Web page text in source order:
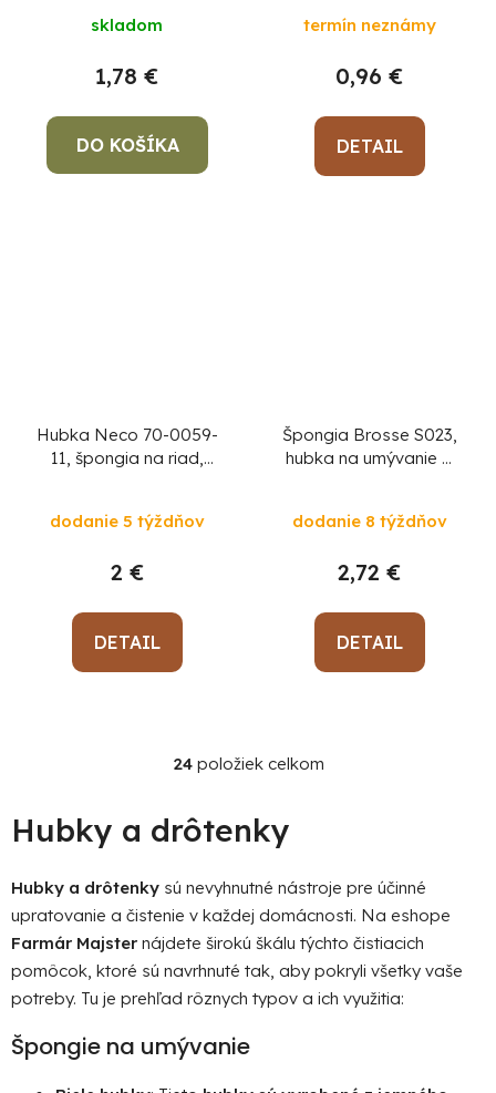
skladom
1,78 €
DO KOŠÍKA
termín neznámy
0,96 €
DETAIL
Hubka Neco 70-0059-
11, špongia na riad,
dodanie 5 týždňov
2 €
DETAIL
Špongia Brosse S023,
hubka na umývanie a
dodanie 8 týždňov
2,72 €
DETAIL
O
l
á
a
c
i
e
p
v
24položiek celkom
Hubky a drôtenky
Hubky a drôtenky sú nevyhnutné nástroje pre účinné
upratovanie a čistenie v každej domácnosti. Na eshope
Farmár Majster nájdete širokú škálu týchto čistiacich
pomôcok, ktoré sú navrhnuté tak, aby pokryli všetky vaše
potreby. Tu je prehľad rôznych typov a ich využitia:
Špongie na umývanie